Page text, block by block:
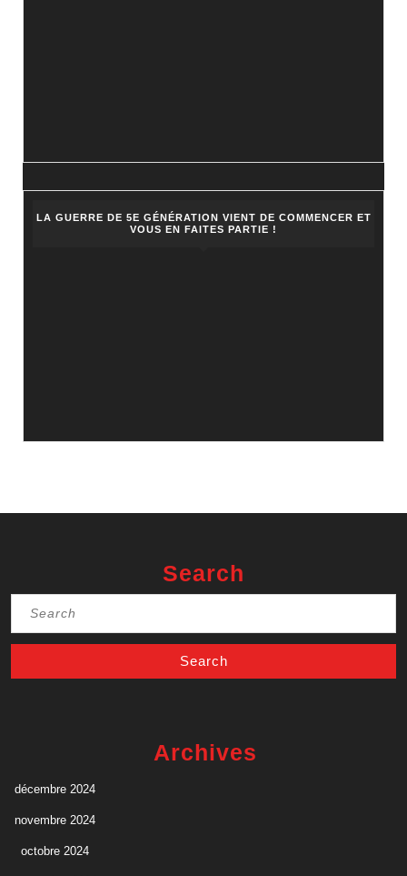
LA GUERRE DE 5E GÉNÉRATION VIENT DE COMMENCER ET
VOUS EN FAITES PARTIE !
Search
Archives
décembre 2024
novembre 2024
octobre 2024